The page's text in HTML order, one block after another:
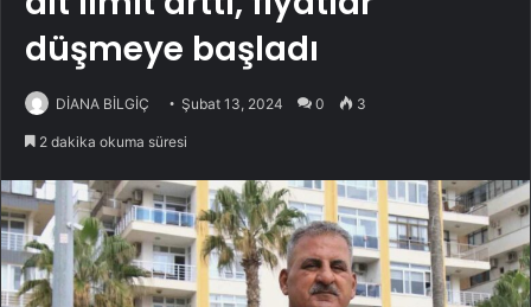
düşmeye başladı
DİANA BİLGİÇ Şubat 13, 2024 0 3
2 dakika okuma süresi